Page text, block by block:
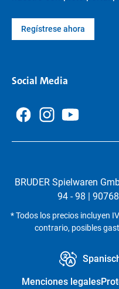
Regístrese ahora
Social Media
BRUDER Spielwaren
94 - 98 |
* Todos los precios incluyen
contrario, posibles
Menciones legales